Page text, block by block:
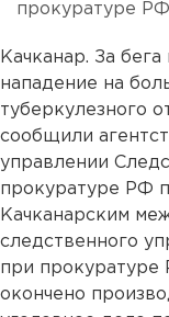
прокуратуре
Качканар. За
нападение на
туберкулезного
сообщили
управлении
прокуратуре РФ
Качканарским
следственного
при прокуратуре
окончено